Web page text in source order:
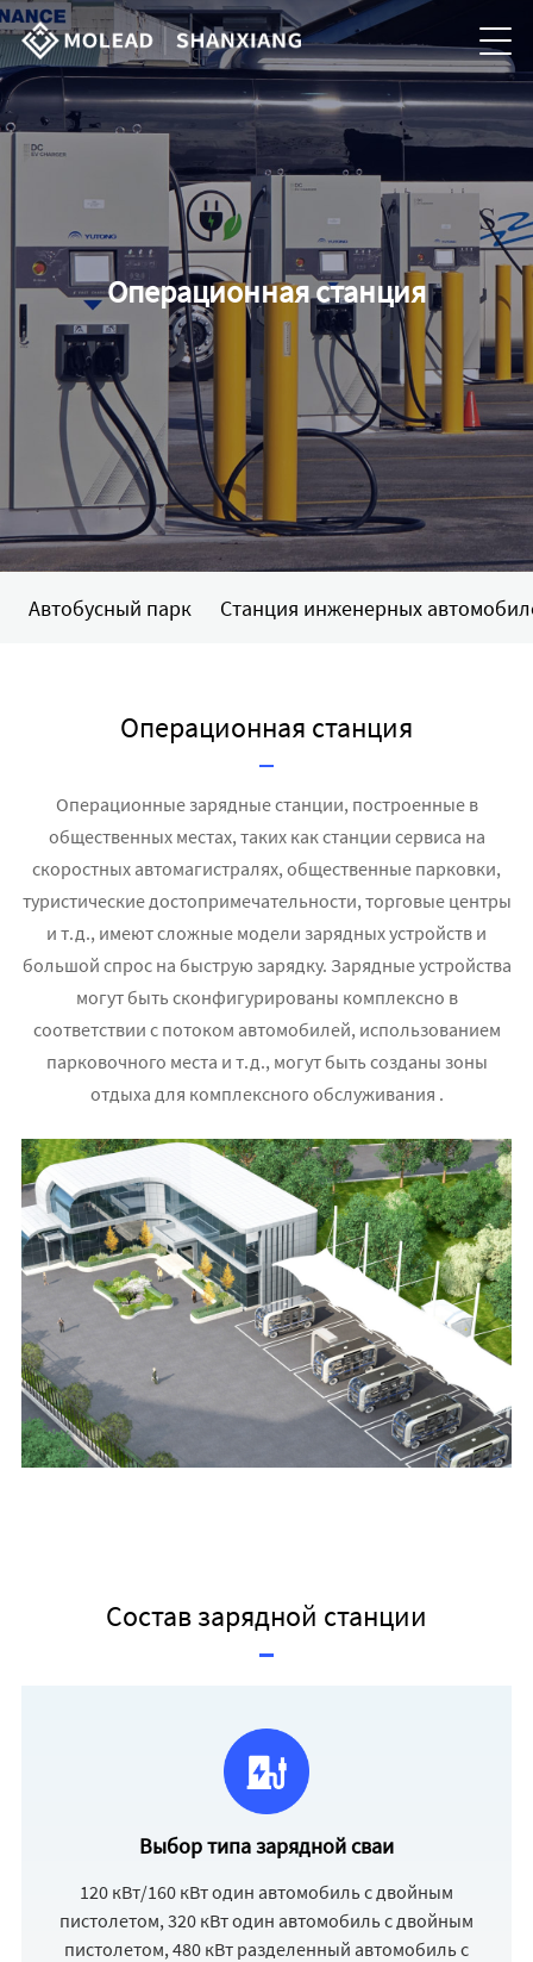
Операционная станция
Автобусный парк Станция инженерных
Операционная станция
Операционные зарядные станции, построенные в
общественных местах, таких как станции сервиса на
скоростных автомагистралях, общественные парковки,
туристические достопримечательности, торговые центры
и т.д., имеют сложные модели зарядных устройств и
большой спрос на быструю зарядку. Зарядные устройства
могут быть сконфигурированы комплексно в
соответствии с потоком автомобилей, использованием
парковочного места и т.д., могут быть созданы зоны
отдыха для комплексного обслуживания .
Состав зарядной станции
Выбор типа зарядной сваи
120 кВт/160 кВт один автомобиль с двойным
пистолетом, 320 кВт один автомобиль с двойным
пистолетом, 480 кВт разделенный автомобиль с